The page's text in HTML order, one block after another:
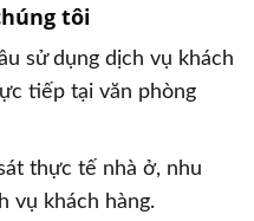
tôi
sử dụng dịch vụ khách
tiếp tại văn phòng
thực tế nhà ở, nhu
vụ khách hàng.